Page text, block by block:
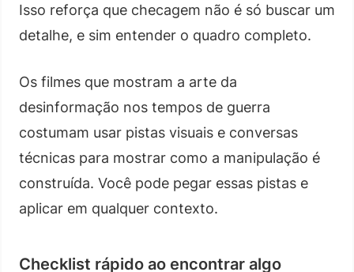
Isso reforça que checagem não é só buscar um
detalhe, e sim entender o quadro completo.
Os filmes que mostram a arte da
desinformação nos tempos de guerra
costumam usar pistas visuais e conversas
técnicas para mostrar como a manipulação é
construída. Você pode pegar essas pistas e
aplicar em qualquer contexto.
Checklist rápido ao encontrar algo